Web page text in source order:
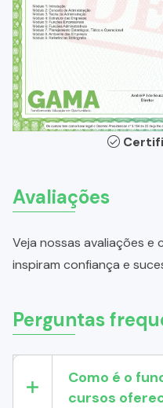
Avaliações
Veja nossas avaliações
inspiram confiança e
Perguntas
Como é o
cursos